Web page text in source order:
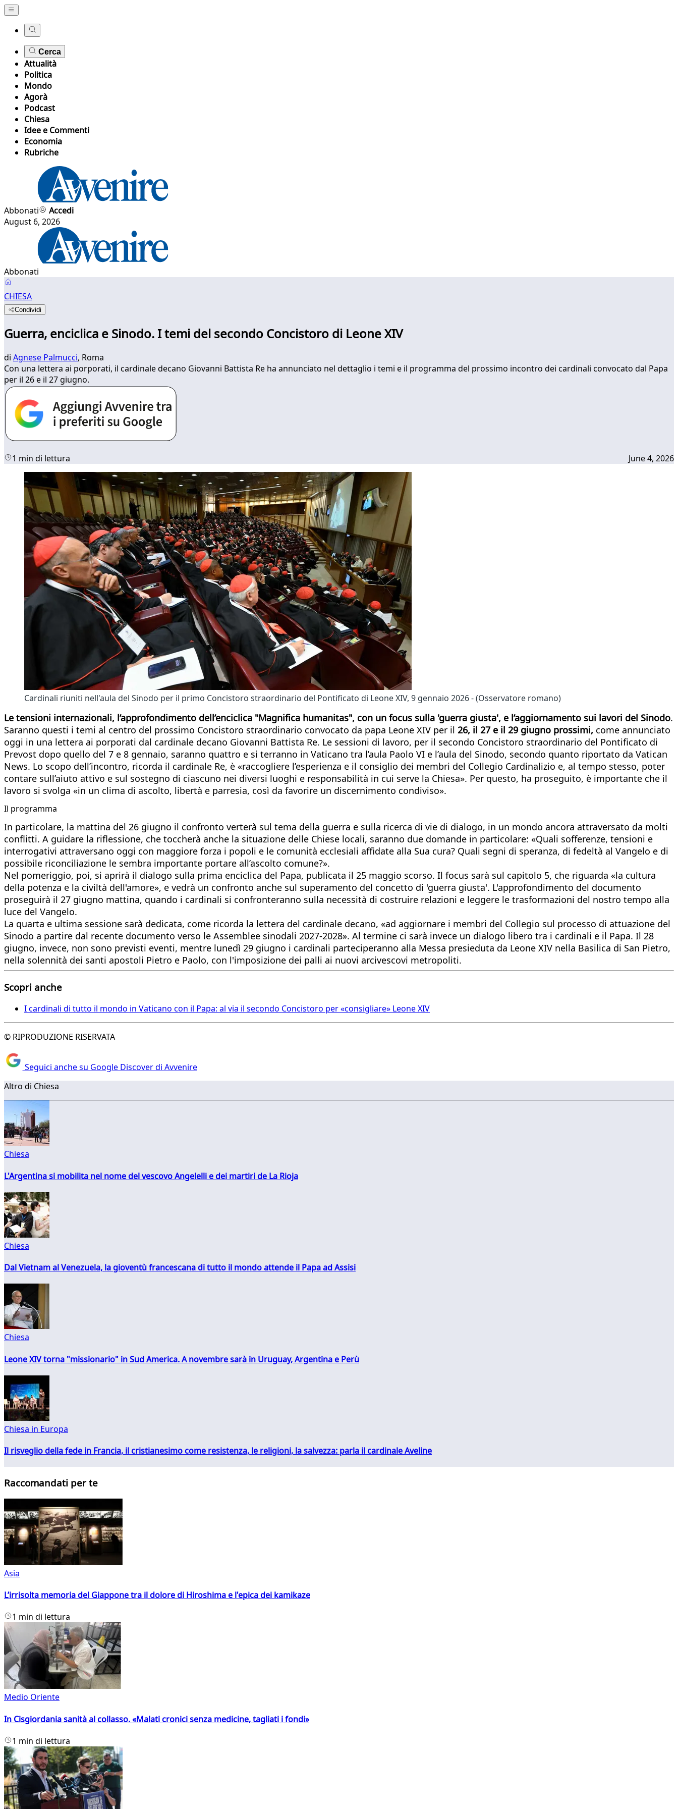
Cerca
Attualità
Politica
Mondo
Agorà
Podcast
Chiesa
Idee e Commenti
Economia
Rubriche
Abbonati
Accedi
August 6, 2026
Abbonati
CHIESA
Condividi
Guerra, enciclica e Sinodo. I temi del secondo Concistoro di Leone XIV
di Agnese Palmucci, Roma
Con una lettera ai porporati, il cardinale decano Giovanni Battista Re ha annunciato nel dettaglio i temi e il programma del prossimo incontro dei cardinali convocato dal Papa
per il 26 e il 27 giugno.
1 min di lettura June 4, 2026
Cardinali riuniti nell'aula del Sinodo per il primo Concistoro straordinario del Pontificato di Leone XIV, 9 gennaio 2026 - (Osservatore romano)
Le tensioni internazionali, l’approfondimento dell’enciclica "Magnifica humanitas", con un focus sulla 'guerra giusta', e l’aggiornamento sui lavori del Sinodo.
Saranno questi i temi al centro del prossimo Concistoro straordinario convocato da papa Leone XIV per il 26, il 27 e il 29 giugno prossimi, come annunciato
oggi in una lettera ai porporati dal cardinale decano Giovanni Battista Re. Le sessioni di lavoro, per il secondo Concistoro straordinario del Pontificato di
Prevost dopo quello del 7 e 8 gennaio, saranno quattro e si terranno in Vaticano tra l’aula Paolo VI e l’aula del Sinodo, secondo quanto riportato da Vatican
News. Lo scopo dell’incontro, ricorda il cardinale Re, è «raccogliere l’esperienza e il consiglio dei membri del Collegio Cardinalizio e, al tempo stesso, poter
contare sull’aiuto attivo e sul sostegno di ciascuno nei diversi luoghi e responsabilità in cui serve la Chiesa». Per questo, ha proseguito, è importante che il
lavoro si svolga «in un clima di ascolto, libertà e parresia, così da favorire un discernimento condiviso».
Il programma
In particolare, la mattina del 26 giugno il confronto verterà sul tema della guerra e sulla ricerca di vie di dialogo, in un mondo ancora attraversato da molti
conflitti. A guidare la riflessione, che toccherà anche la situazione delle Chiese locali, saranno due domande in particolare: «Quali sofferenze, tensioni e
interrogativi attraversano oggi con maggiore forza i popoli e le comunità ecclesiali affidate alla Sua cura? Quali segni di speranza, di fedeltà al Vangelo e di
possibile riconciliazione le sembra importante portare all’ascolto comune?».
Nel pomeriggio, poi, si aprirà il dialogo sulla prima enciclica del Papa, publicata il 25 maggio scorso. Il focus sarà sul capitolo 5, che riguarda «la cultura
della potenza e la civiltà dell'amore», e vedrà un confronto anche sul superamento del concetto di 'guerra giusta'. L'approfondimento del documento
proseguirà il 27 giugno mattina, quando i cardinali si confronteranno sulla necessità di costruire relazioni e leggere le trasformazioni del nostro tempo alla
luce del Vangelo.
La quarta e ultima sessione sarà dedicata, come ricorda la lettera del cardinale decano, «ad aggiornare i membri del Collegio sul processo di attuazione del
Sinodo a partire dal recente documento verso le Assemblee sinodali 2027-2028». Al termine ci sarà invece un dialogo libero tra i cardinali e il Papa. Il 28
giugno, invece, non sono previsti eventi, mentre lunedì 29 giugno i cardinali parteciperanno alla Messa presieduta da Leone XIV nella Basilica di San Pietro,
nella solennità dei santi apostoli Pietro e Paolo, con l'imposizione dei palli ai nuovi arcivescovi metropoliti.
Scopri anche
I cardinali di tutto il mondo in Vaticano con il Papa: al via il secondo Concistoro per «consigliare» Leone XIV
© RIPRODUZIONE RISERVATA
Seguici anche su Google Discover di Avvenire
Altro di Chiesa
Chiesa
L'Argentina si mobilita nel nome del vescovo Angelelli e dei martiri de La Rioja
Chiesa
Dal Vietnam al Venezuela, la gioventù francescana di tutto il mondo attende il Papa ad Assisi
Chiesa
Leone XIV torna "missionario" in Sud America. A novembre sarà in Uruguay, Argentina e Perù
Chiesa in Europa
Il risveglio della fede in Francia, il cristianesimo come resistenza, le religioni, la salvezza: parla il cardinale Aveline
Raccomandati per te
Asia
L’irrisolta memoria del Giappone tra il dolore di Hiroshima e l'epica dei kamikaze
1 min di lettura
Medio Oriente
In Cisgiordania sanità al collasso. «Malati cronici senza medicine, tagliati i fondi»
1 min di lettura